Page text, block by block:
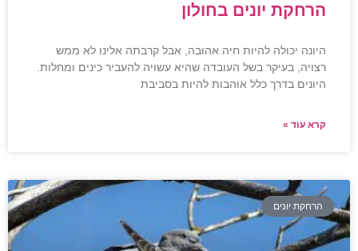
הרחקת יונים בחולון
היונה יכולה להיות חיה אהובה, אבל קרבתה אלינו לא ממש
רצויה, בעיקר בשל העובדה שהיא עשויה להעביר כינים ומחלות.
היונים בדרך כלל אוהבות להיות בסביבת
קרא עוד »
הרחקת יונים